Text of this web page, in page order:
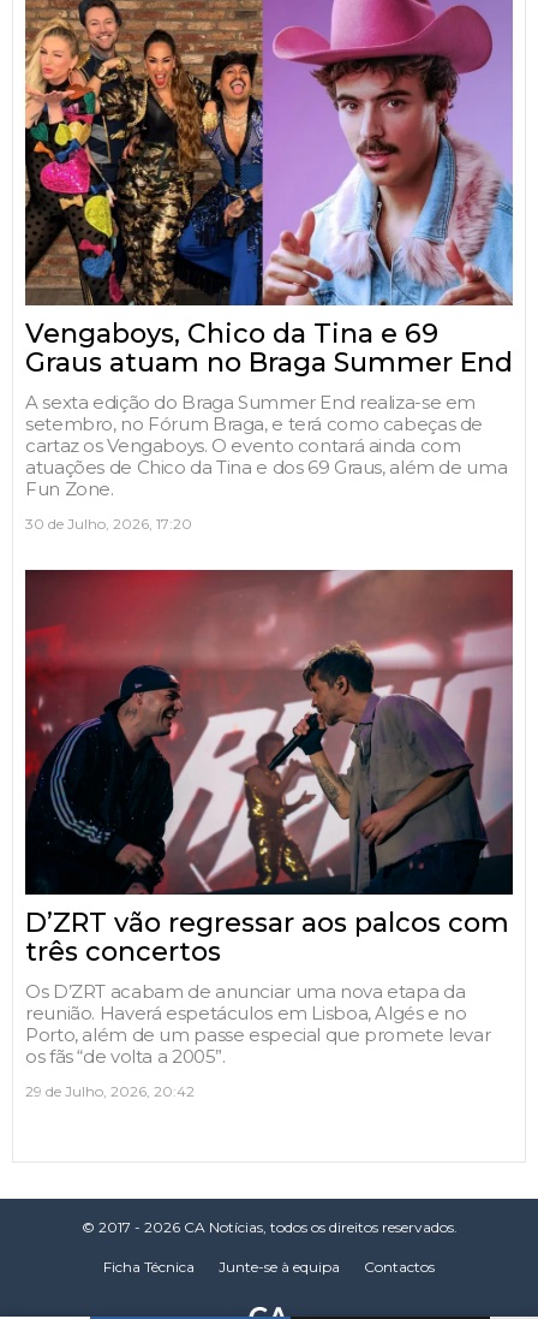
Vengaboys, Chico da Tina e 69
Graus atuam no Braga Summer End
A sexta edição do Braga Summer End realiza-se em
setembro, no Fórum Braga, e terá como cabeças de
cartaz os Vengaboys. O evento contará ainda com
atuações de Chico da Tina e dos 69 Graus, além de uma
Fun Zone.
30 de Julho, 2026, 17:20
D’ZRT vão regressar aos palcos com
três concertos
Os D’ZRT acabam de anunciar uma nova etapa da
reunião. Haverá espetáculos em Lisboa, Algés e no
Porto, além de um passe especial que promete levar
os fãs “de volta a 2005”.
29 de Julho, 2026, 20:42
© 2017 - 2026 CA Notícias, todos os direitos reservados.
Ficha Técnica Junte-se à equipa Contactos